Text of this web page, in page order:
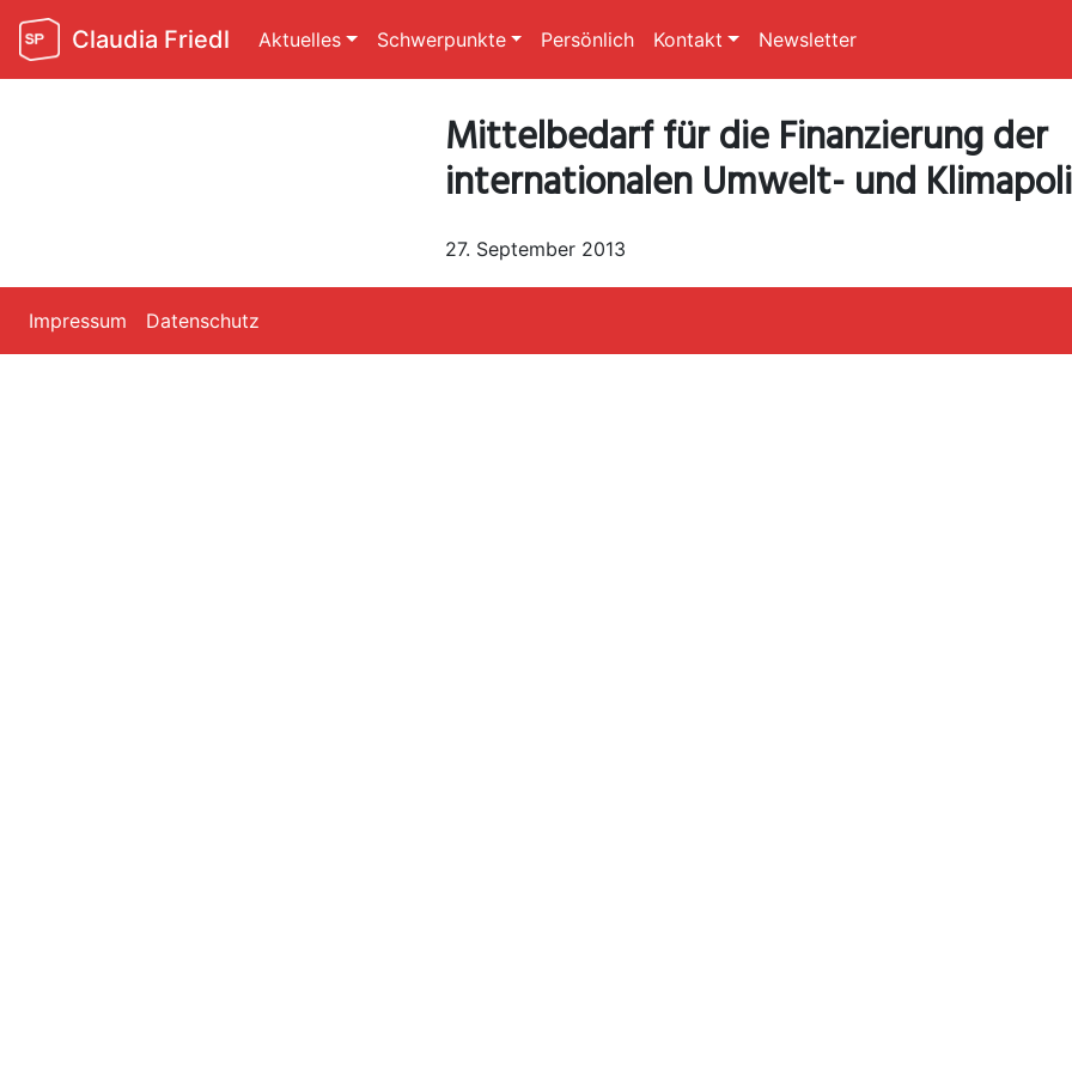
Claudia Friedl Aktuelles Schwerpunkte Persönlich Kontakt Newsletter
Mittelbedarf für die Finanzierung der
internationalen Umwelt- und
27. September 2013
Impressum Datenschutz